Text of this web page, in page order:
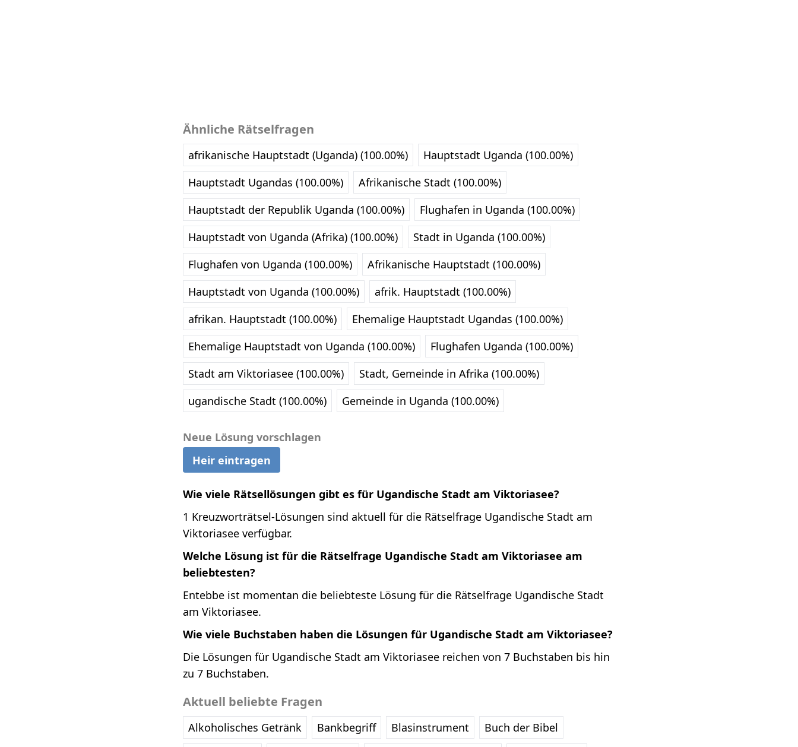
Ähnliche Rätselfragen
afrikanische Hauptstadt (Uganda) (100.00%)
Hauptstadt Uganda (100.00%)
Hauptstadt Ugandas (100.00%)
Afrikanische Stadt (100.00%)
Hauptstadt der Republik Uganda (100.00%)
Flughafen in Uganda (100.00%)
Hauptstadt von Uganda (Afrika) (100.00%)
Stadt in Uganda (100.00%)
Flughafen von Uganda (100.00%)
Afrikanische Hauptstadt (100.00%)
Hauptstadt von Uganda (100.00%)
afrik. Hauptstadt (100.00%)
afrikan. Hauptstadt (100.00%)
Ehemalige Hauptstadt Ugandas (100.00%)
Ehemalige Hauptstadt von Uganda (100.00%)
Flughafen Uganda (100.00%)
Stadt am Viktoriasee (100.00%)
Stadt, Gemeinde in Afrika (100.00%)
ugandische Stadt (100.00%)
Gemeinde in Uganda (100.00%)
Neue Lösung vorschlagen
Heir eintragen
Wie viele Rätsellösungen gibt es für Ugandische Stadt am Viktoriasee?
1 Kreuzworträtsel-Lösungen sind aktuell für die Rätselfrage Ugandische Stadt am
Viktoriasee verfügbar.
Welche Lösung ist für die Rätselfrage Ugandische Stadt am Viktoriasee am
beliebtesten?
Entebbe ist momentan die beliebteste Lösung für die Rätselfrage Ugandische Stadt
am Viktoriasee.
Wie viele Buchstaben haben die Lösungen für Ugandische Stadt am Viktoriasee?
Die Lösungen für Ugandische Stadt am Viktoriasee reichen von 7 Buchstaben bis hin
zu 7 Buchstaben.
Aktuell beliebte Fragen
Alkoholisches Getränk Bankbegriff Blasinstrument Buch der Bibel